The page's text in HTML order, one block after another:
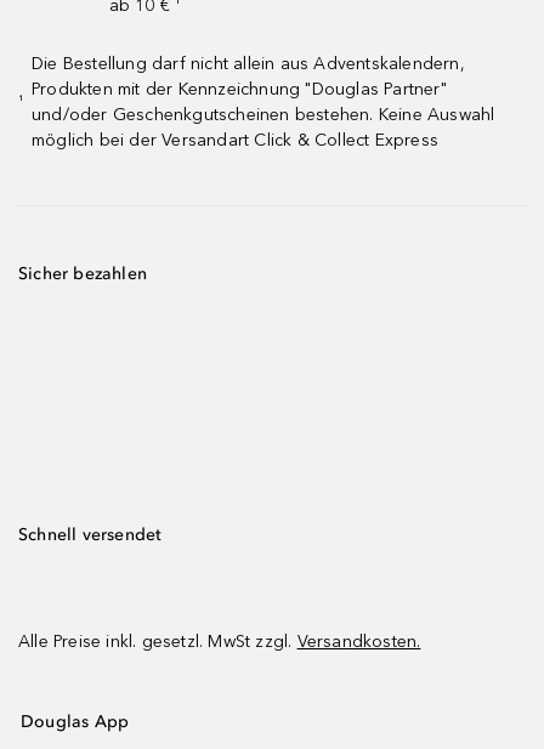
ab 10 € ¹
¹
Die Bestellung darf nicht allein aus Adventskalendern,
Produkten mit der Kennzeichnung "Douglas Partner"
und/oder Geschenkgutscheinen bestehen. Keine Auswahl
möglich bei der Versandart Click & Collect Express
Sicher bezahlen
Schnell versendet
Alle Preise inkl. gesetzl. MwSt zzgl. Versandkosten.
Douglas App